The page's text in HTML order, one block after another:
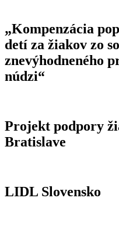
„Kompenzácia
detí za žiakov zo
znevýhodneného
núdzi“
Projekt podpory
Bratislave
LIDL Slovensko